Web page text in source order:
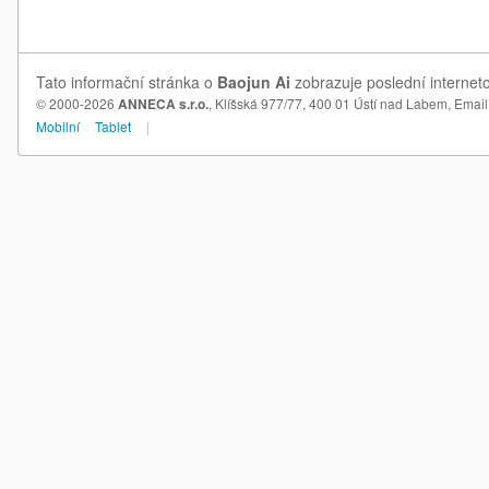
Tato informační stránka o Baojun Ai zobrazuje poslední
© 2000-2026 ANNECA s.r.o., Klíšská 977/77, 400 01 Ústí nad Labem,
Mobilní
Tablet |